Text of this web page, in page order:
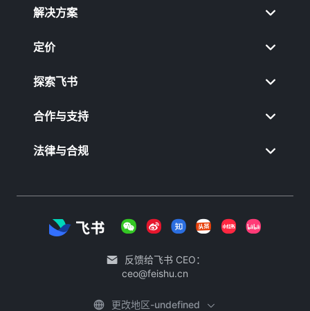
解决方案
定价
探索飞书
合作与支持
法律与合规
反馈给飞书 CEO：
ceo@feishu.cn
更改地区-undefined